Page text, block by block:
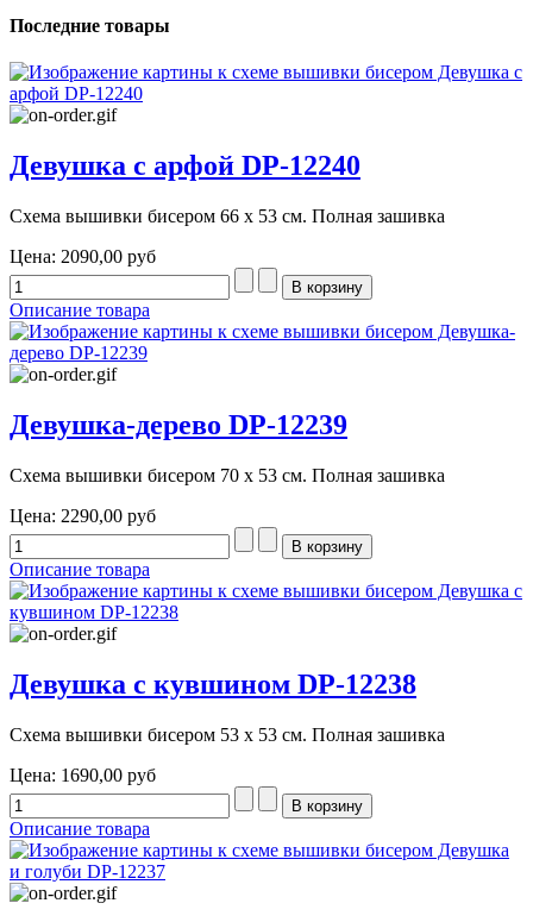
Последние товары
Девушка с арфой DP-12240
Схема вышивки бисером 66 х 53 см. Полная зашивка
Цена: 2090,00 руб
Описание товара
Девушка-дерево DP-12239
Схема вышивки бисером 70 х 53 см. Полная зашивка
Цена: 2290,00 руб
Описание товара
Девушка с кувшином DP-12238
Схема вышивки бисером 53 х 53 см. Полная зашивка
Цена: 1690,00 руб
Описание товара